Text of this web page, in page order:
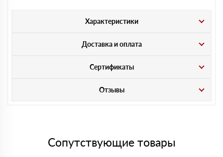
Характеристики
Доставка и оплата
Сертификаты
Отзывы
Сопутствующие товары